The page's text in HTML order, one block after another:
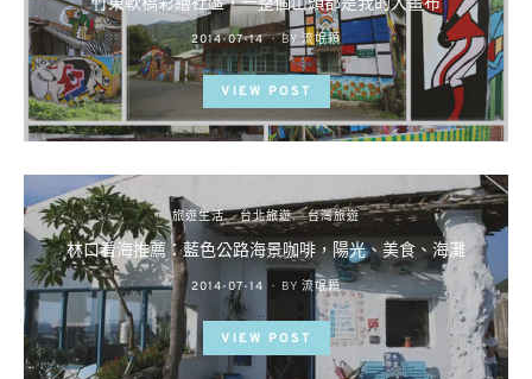
POSTED
ON
2014-07-14 BY 流氓顆
VIEW POST
旅遊生活 台北旅遊 台灣旅遊
林口看海推薦：藍色公路海景咖啡，陽光、美食、海灘
POSTED
ON
2014-07-14 BY 流氓顆
VIEW POST